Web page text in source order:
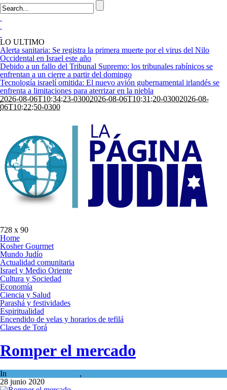
LO ULTIMO
Alerta sanitaria: Se registra la primera muerte por el virus del Nilo
Occidental en Israel este año
Debido a un fallo del Tribunal Supremo: los tribunales rabínicos se
enfrentan a un cierre a partir del domingo
Tecnología israelí omitida: El nuevo avión gubernamental irlandés se
enfrenta a limitaciones para aterrizar en la niebla
2026-08-06T10:34:23-03002026-08-06T10:31:20-03002026-08-
06T10:22:50-0300
728 x 90
Home
Kosher Gourmet
Mundo Judío
Actualidad comunitaria
Israel y Medio Oriente
Cultura y Sociedad
Economía
Ciencia y Salud
Parashá y festividades
Espiritualidad
Encendido de velas y horarios de tefilá
Clases de Torá
Romper el mercado
In ,
28 junio 2020